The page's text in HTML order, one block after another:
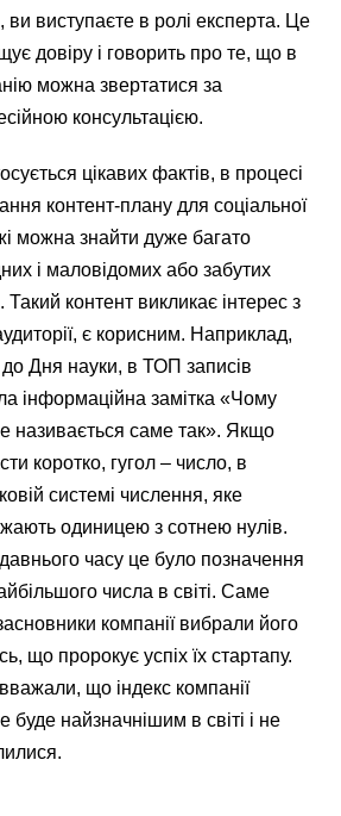
ви виступаєте в ролі експерта. Це
довіру і говорить про те, що в
можна звертатися за
консультацією.
цікавих фактів, в процесі
контент-плану для соціальної
можна знайти дуже багато
і маловідомих або забутих
Такий контент викликає інтерес з
є корисним. Наприклад,
до Дня науки, в ТОП записів
інформаційна замітка «Чому
називається саме так». Якщо
коротко, гугол – число, в
системі числення, яке
одиницею з сотнею нулів.
часу це було позначення
числа в світі. Саме
компанії вибрали його
що пророкує успіх їх стартапу.
що індекс компанії
буде найзначнішим в світі і не